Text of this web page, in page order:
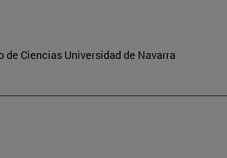
Ciencias Universidad de Navarra